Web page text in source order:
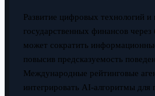
Развитие цифровых технологий и
государственных финансов
может сократить
повысив предсказуемость
Международные рейтинговые
интегрировать AI-алгоритмы для